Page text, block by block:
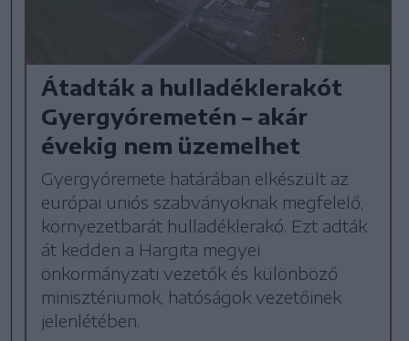
Átadták a hulladéklerakót
Gyergyóremetén – akár
évekig nem üzemelhet
Gyergyóremete határában elkészült az
európai uniós szabványoknak megfelelő,
környezetbarát hulladéklerakó. Ezt adták
át kedden a Hargita megyei
önkormányzati vezetők és különböző
minisztériumok, hatóságok vezetőinek
jelenlétében.